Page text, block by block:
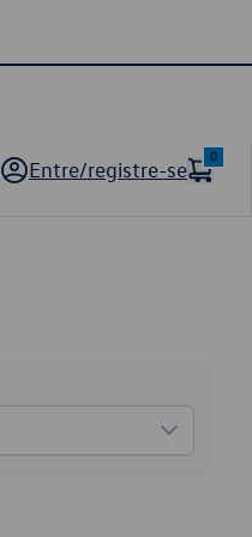
Entre/registre-se
0